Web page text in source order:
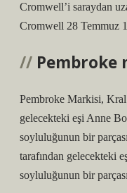
Cromwell’i saraydan
Cromwell 28 Temmuz
Pembroke
Pembroke Markisi,
gelecekteki eşi Anne
soyluluğunun bir
tarafından gelecekteki
soyluluğunun bir